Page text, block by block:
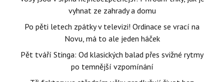
vyhnat ze zahrady a domu
Po pěti letech zpátky v televizi! Ordinace se vrací na
Novu, má to ale jeden háček
Pět tváří Stinga: Od klasických balad přes svižné rytmy
po temnější vzpomínání